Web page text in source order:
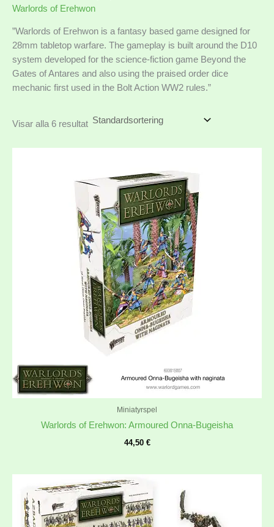
Warlords of Erehwon
”Warlords of Erehwon is a fantasy based game designed for
28mm tabletop warfare. The gameplay is built around the D10
system developed for the science-fiction game Beyond the
Gates of Antares and also using the praised order dice
mechanic first used in the Bolt Action WW2 rules.”
Visar alla 6 resultat
Miniatyrspel
Warlords of Erehwon: Armoured Onna-Bugeisha
44,50 €